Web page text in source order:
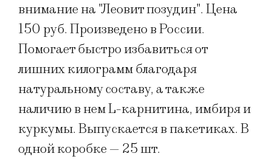
внимание на "Леовит позудин". Цена
150 руб. Произведено в России.
Помогает быстро избавиться от
лишних килограмм благодаря
натуральному составу, а также
наличию в нем L-карнитина, имбиря и
куркумы. Выпускается в пакетиках. В
одной коробке — 25 шт.